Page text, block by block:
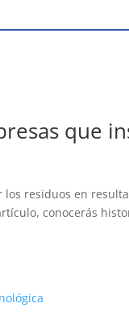
que
residuos en
conocerás